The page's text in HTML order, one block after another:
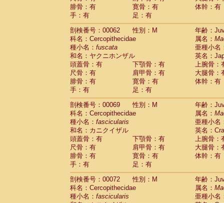
CercopithecidaeCercopithecus mona
CercopithecidaeCercopithecus
CercopithecidaeCercopithecus
CercopithecidaeCercopithecus
Cercopithecidae
Cercopithecusspp.(0)
Cercopithecidae
Chlorocebus
CercopithecidaeChlorocebus
CercopithecidaeErythrocebus patas
CercopithecidaeMiopithecus talapoin
CercopithecidaeCercopithecinae spp.
CercopithecidaeColobus angolensis
CercopithecidaeColobus guereza (0)
Cercopithecidae Colobus polykomos
Cercopithecidae Piliocolobus badius
Cercopithecidae Kasi senex vetulus(0)
CercopithecidaeKasi senex
CercopithecidaeNasalis larvatus(0)
CercopithecidaePresbytes
CercopithecidaePygathrix nemaeus
CercopithecidaeSemnopithecus
Cercopithecidae
Trachypithecus
Cercopithecidae
Trachypithecus
腓骨：有
寛骨：有
体幹：有
手：有
足：有
剖検番号：00062
性別：M
年齢：
科名：Cercopithecidae
属名：
種小名： fuscata
亜種小名
和名：ヤクニホンザル
英名：
頭蓋骨：有
下顎骨：有
上腕骨：
尺骨：有
肩甲骨：有
大腿骨：
腓骨：有
寛骨：有
体幹：有
手：有
足：有
剖検番号：00069
性別：M
年齢：
科名：Cercopithecidae
属名：
種小名： fascicularis
亜種小名
和名：カニクイザル
英名：
頭蓋骨：有
下顎骨：有
上腕骨：
尺骨：有
肩甲骨：有
大腿骨：
腓骨：有
寛骨：有
体幹：有
手：有
足：有
剖検番号：00072
性別：M
年齢：
科名：Cercopithecidae
属名：
種小名： fascicularis
亜種小名